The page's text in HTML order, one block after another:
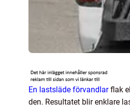
En lastsläde förvandlarflak
den. Resultatet blir enklare